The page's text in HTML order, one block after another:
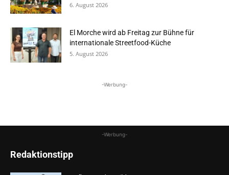
6. August 2026
El Morche wird ab Freitag zur Bühne für
internationale Streetfood-Küche
5. August 2026
-Werbung-
-Werbung-
Redaktionstipp